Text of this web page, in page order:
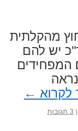
מהקלתית
יש להם
המפחידים
לקרוא ←
| 3 תגובות